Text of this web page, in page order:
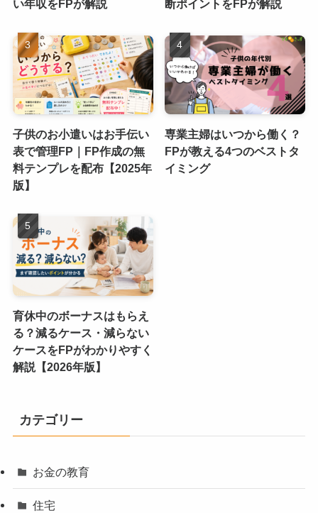
い年収をFPが解説
断ポイントをFPが解説
子供のお小遣いはお手伝い
表で管理FP｜FP作成の無
料テンプレを配布【2025年
版】
専業主婦はいつから働く？
FPが教える4つのベストタ
イミング
育休中のボーナスはもらえ
る？減るケース・減らない
ケースをFPがわかりやすく
解説【2026年版】
カテゴリー
お金の教育
住宅